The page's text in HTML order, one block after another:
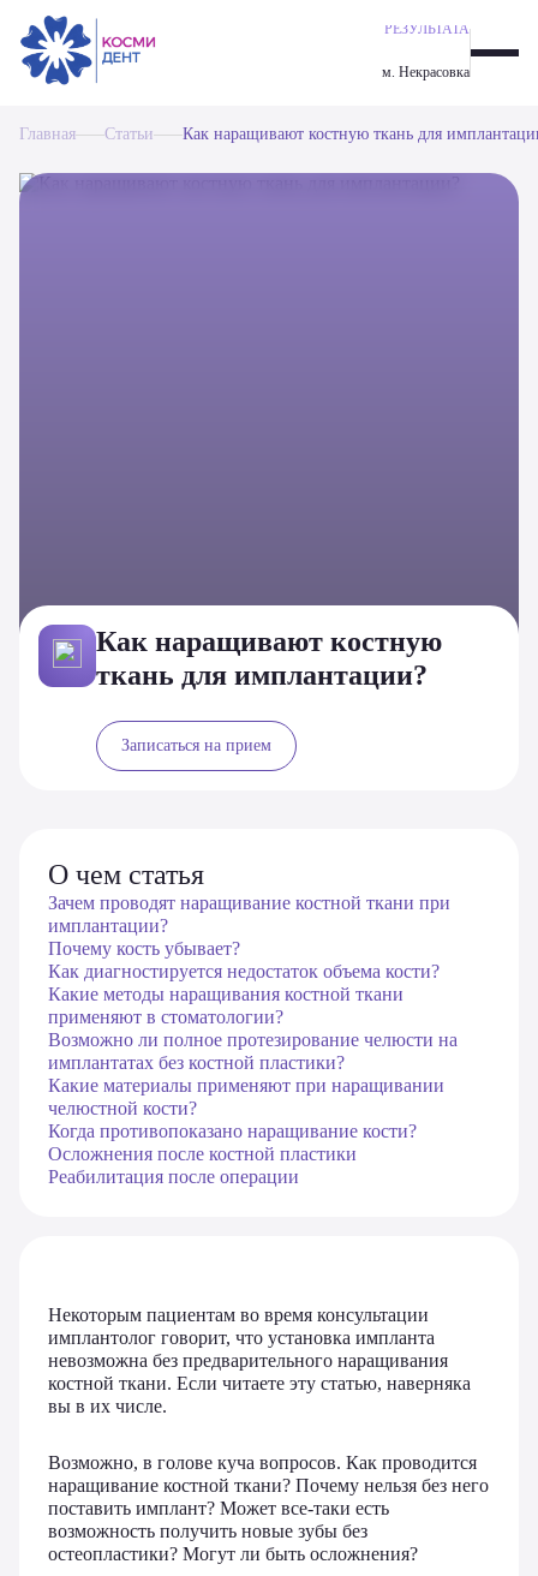
РЕЗУЛЬТАТА
м. Некрасовка
ИМПЛАНТАЦИЯ ALL-ON-6
ОДНОМОМЕНТНАЯ ИМПЛАНТАЦИЯ ЗУБОВ
ПАРОДОНТОЛОГИЯ
Главная Статьи Как наращивают костную ткань для
Как наращивают костную
ткань для имплантации?
Записаться на прием
О чем статья
Зачем проводят наращивание костной ткани при
имплантации?
Почему кость убывает?
Как диагностируется недостаток объема кости?
Какие методы наращивания костной ткани
применяют в стоматологии?
Возможно ли полное протезирование челюсти на
имплантатах без костной пластики?
Какие материалы применяют при наращивании
челюстной кости?
Когда противопоказано наращивание кости?
Осложнения после костной пластики
Реабилитация после операции
Некоторым пациентам во время консультации
имплантолог говорит, что установка импланта
невозможна без предварительного наращивания
костной ткани. Если читаете эту статью, наверняка
вы в их числе.
Возможно, в голове куча вопросов. Как проводится
наращивание костной ткани? Почему нельзя без него
поставить имплант? Может все-таки есть
возможность получить новые зубы без
остеопластики? Могут ли быть осложнения?